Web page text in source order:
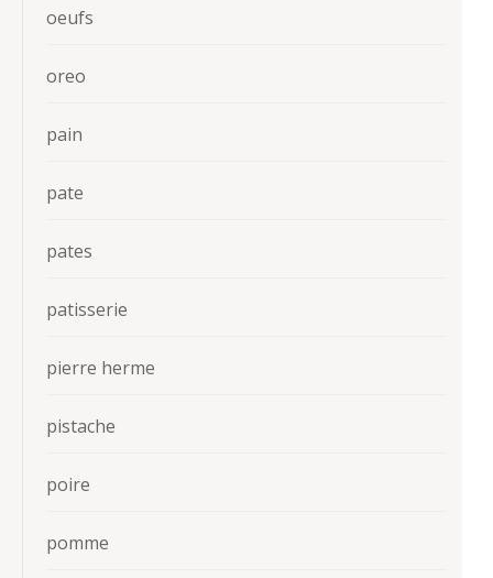
oeufs
oreo
pain
pate
pates
patisserie
pierre herme
pistache
poire
pomme